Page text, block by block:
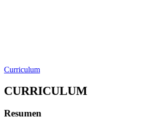
Curriculum
CURRICULUM
Resumen